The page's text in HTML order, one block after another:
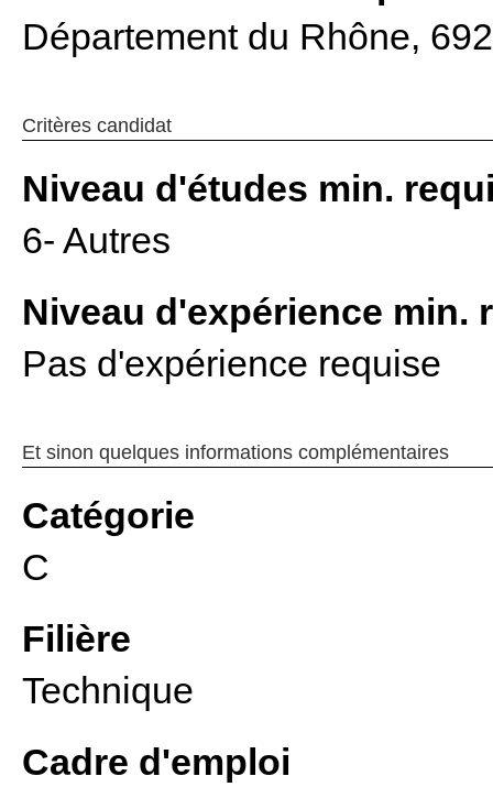
Département du Rhône,
Critères candidat
Niveau d'études min.
6- Autres
Niveau d'expérience min.
Pas d'expérience requise
Et sinon quelques informations complémentaires
Catégorie
C
Filière
Technique
Cadre d'emploi